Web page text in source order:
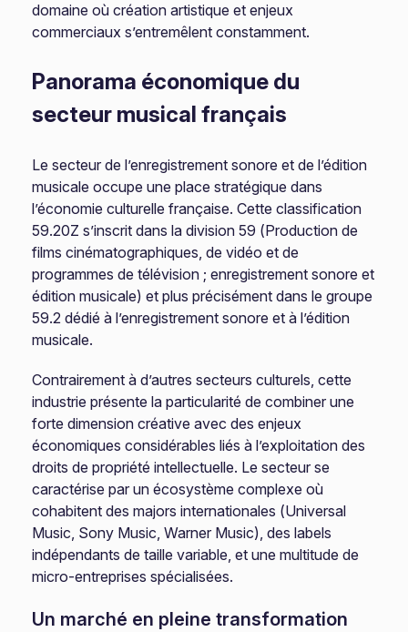
domaine où création artistique et enjeux
commerciaux s’entremêlent constamment.
Panorama économique du
secteur musical français
Le secteur de l’enregistrement sonore et de l’édition
musicale occupe une place stratégique dans
l’économie culturelle française. Cette classification
59.20Z s’inscrit dans la division 59 (Production de
films cinématographiques, de vidéo et de
programmes de télévision ; enregistrement sonore et
édition musicale) et plus précisément dans le groupe
59.2 dédié à l’enregistrement sonore et à l’édition
musicale.
Contrairement à d’autres secteurs culturels, cette
industrie présente la particularité de combiner une
forte dimension créative avec des enjeux
économiques considérables liés à l’exploitation des
droits de propriété intellectuelle. Le secteur se
caractérise par un écosystème complexe où
cohabitent des majors internationales (Universal
Music, Sony Music, Warner Music), des labels
indépendants de taille variable, et une multitude de
micro-entreprises spécialisées.
Un marché en pleine transformation